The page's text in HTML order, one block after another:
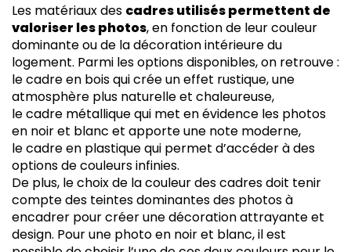
Les matériaux des cadres utilisés permettent de
valoriser les photos, en fonction de leur couleur
dominante ou de la décoration intérieure du
logement. Parmi les options disponibles, on retrouve :
le cadre en bois qui crée un effet rustique, une
atmosphère plus naturelle et chaleureuse,
le cadre métallique qui met en évidence les photos
en noir et blanc et apporte une note moderne,
le cadre en plastique qui permet d’accéder à des
options de couleurs infinies.
De plus, le choix de la couleur des cadres doit tenir
compte des teintes dominantes des photos à
encadrer pour créer une décoration attrayante et
design. Pour une photo en noir et blanc, il est